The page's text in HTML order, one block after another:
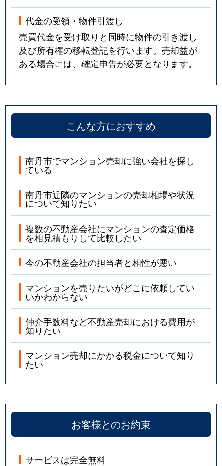
代金の受領・物件引渡し
売買代金を受け取りと同時に物件の引き渡し
及び所有権の移転登記を行います。売却益が
ある場合には、確定申告が必要となります。
こんな方におすすめ
南丹市でマンション売却に強い会社を探し
ている
南丹市近隣のマンションの売却相場や状況
について知りたい
複数の不動産会社にマンションの査定価格
を相見積もりして比較したい
今の不動産会社の担当者と相性が悪い
マンションを売りたいがどこに依頼してい
いかわからない
仲介手数料など不動産売却における費用が
知りたい
マンション売却にかかる税金について知り
たい
お客様とのお約束
サービスは完全無料